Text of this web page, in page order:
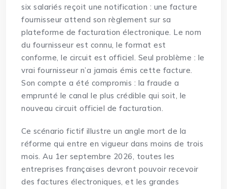
six salariés reçoit une notification : une facture
fournisseur attend son règlement sur sa
plateforme de facturation électronique. Le nom
du fournisseur est connu, le format est
conforme, le circuit est officiel. Seul problème : le
vrai fournisseur n’a jamais émis cette facture.
Son compte a été compromis : la fraude a
emprunté le canal le plus crédible qui soit, le
nouveau circuit officiel de facturation.
Ce scénario fictif illustre un angle mort de la
réforme qui entre en vigueur dans moins de trois
mois. Au 1er septembre 2026, toutes les
entreprises françaises devront pouvoir recevoir
des factures électroniques, et les grandes